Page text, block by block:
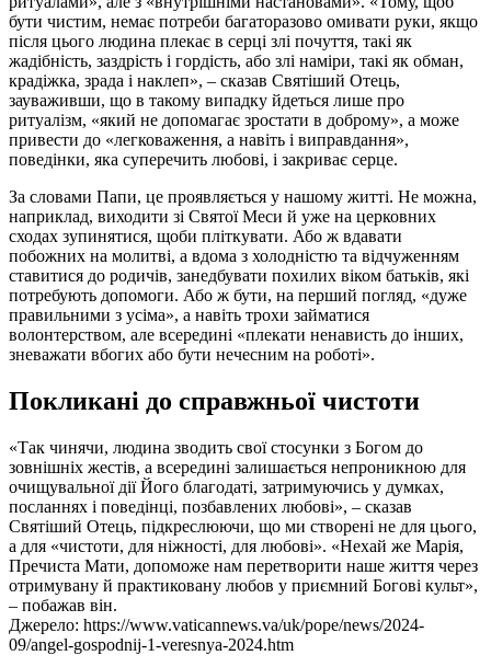
бути чистим, немає потреби багаторазово омивати руки, якщо
після цього людина плекає в серці злі почуття, такі як
жадібність, заздрість і гордість, або злі наміри, такі як обман,
крадіжка, зрада і наклеп», – сказав Святіший Отець,
зауваживши, що в такому випадку йдеться лише про
ритуалізм, «який не допомагає зростати в доброму», а може
привести до «легковаження, а навіть і виправдання»,
поведінки, яка суперечить любові, і закриває серце.
За словами Папи, це проявляється у нашому житті. Не можна,
наприклад, виходити зі Святої Меси й уже на церковних
сходах зупинятися, щоби пліткувати. Або ж вдавати
побожних на молитві, а вдома з холодністю та відчуженням
ставитися до родичів, занедбувати похилих віком батьків, які
потребують допомоги. Або ж бути, на перший погляд, «дуже
правильними з усіма», а навіть трохи займатися
волонтерством, але всередині «плекати ненависть до інших,
зневажати вбогих або бути нечесним на роботі».
Покликані до справжньої чистоти
«Так чинячи, людина зводить свої стосунки з Богом до
зовнішніх жестів, а всередині залишається непроникною для
очищувальної дії Його благодаті, затримуючись у думках,
посланнях і поведінці, позбавлених любові», – сказав
Святіший Отець, підкреслюючи, що ми створені не для цього,
а для «чистоти, для ніжності, для любові». «Нехай же Марія,
Пречиста Мати, допоможе нам перетворити наше життя через
отримувану й практиковану любов у приємний Богові культ»,
– побажав він.
Джерело: https://www.vaticannews.va/uk/pope/news/2024-
09/angel-gospodnij-1-veresnya-2024.htm